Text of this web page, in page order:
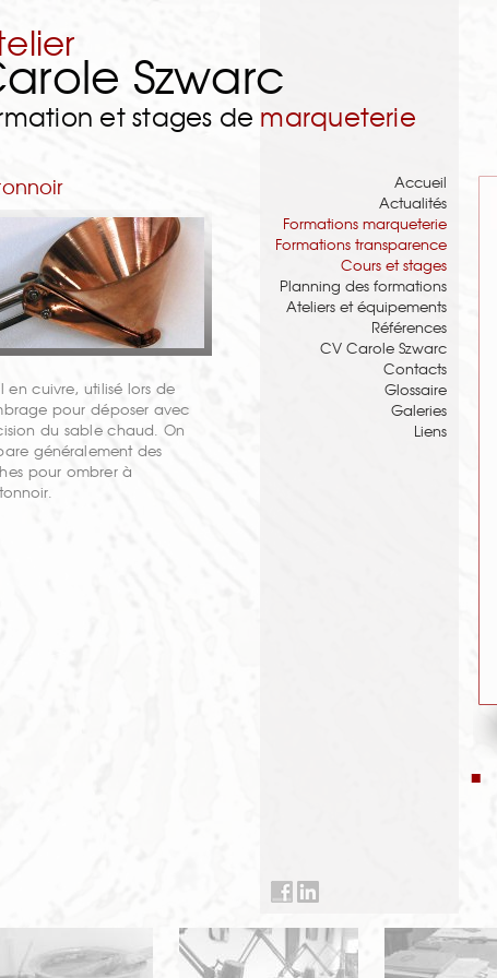
Szwarc
et stages de marqueterie
en cuivre, utilisé lors de
pour déposer avec
du sable chaud. On
généralement des
pour ombrer à
Accueil
Actualités
Formations marqueterie
Formations transparence
Cours et stages
Planning des formations
Ateliers et équipements
Références
CV Carole Szwarc
Contacts
Glossaire
Galeries
Liens